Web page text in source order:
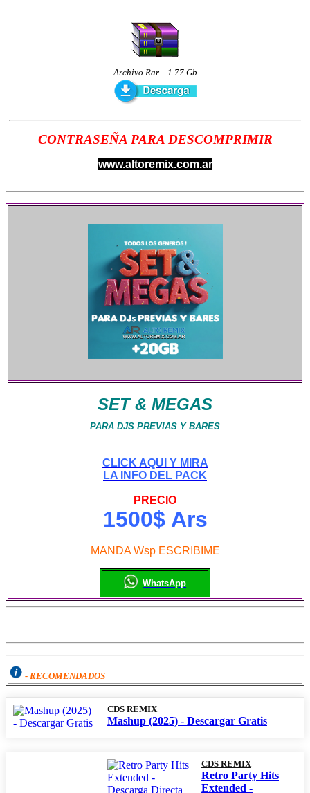
Archivo Rar. - 1.77 Gb
CONTRASEÑA PARA DESCOMPRIMIR
www.altoremix.com.ar
SET & MEGAS
PARA DJS PREVIAS Y BARES
CLICK AQUI Y MIRA
LA INFO DEL PACK
PRECIO
1500$ Ars
MANDA Wsp ESCRIBIME
WhatsApp
- RECOMENDADOS
CDS REMIX
Mashup (2025) - Descargar Gratis
CDS REMIX
Retro Party Hits
Extended -